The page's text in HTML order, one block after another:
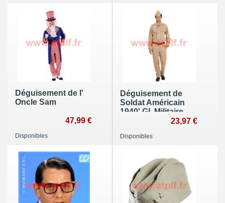
Déguisement de l'
Oncle Sam
47,99 €
Disponibles
Déguisement de
Soldat Américain
1940',GI, Militaire,
23,97 €
Disponibles